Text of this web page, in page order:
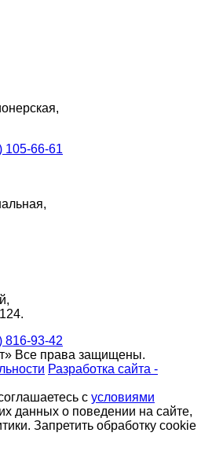
105-66-61
816-93-42
Все права защищены.
Разработка сайта -
с условиями
данных о поведении на сайте,
Запретить обработку cookie